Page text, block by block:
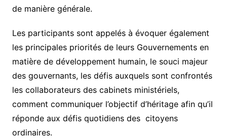
de manière générale.
Les participants sont appelés à évoquer également
les principales priorités de leurs Gouvernements en
matière de développement humain, le souci majeur
des gouvernants, les défis auxquels sont confrontés
les collaborateurs des cabinets ministériels,
comment communiquer l’objectif d’héritage afin qu’il
réponde aux défis quotidiens des citoyens
ordinaires.